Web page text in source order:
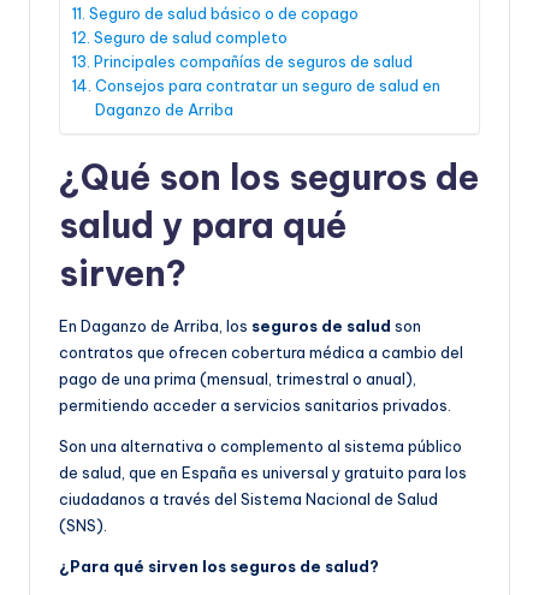
Seguro de salud básico o de copago
Seguro de salud completo
Principales compañías de seguros de salud
Consejos para contratar un seguro de salud en
Daganzo de Arriba
¿Qué son los seguros de
salud y para qué
sirven?
En Daganzo de Arriba, los seguros de salud son
contratos que ofrecen cobertura médica a cambio del
pago de una prima (mensual, trimestral o anual),
permitiendo acceder a servicios sanitarios privados.
Son una alternativa o complemento al sistema público
de salud, que en España es universal y gratuito para los
ciudadanos a través del Sistema Nacional de Salud
(SNS).
¿Para qué sirven los seguros de salud?